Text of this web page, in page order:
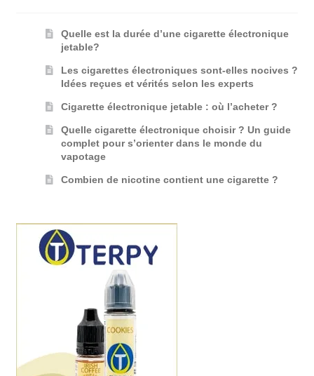
Quelle est la durée d’une cigarette électronique
jetable?
Les cigarettes électroniques sont-elles nocives ?
Idées reçues et vérités selon les experts
Cigarette électronique jetable : où l’acheter ?
Quelle cigarette électronique choisir ? Un guide
complet pour s’orienter dans le monde du
vapotage
Combien de nicotine contient une cigarette ?